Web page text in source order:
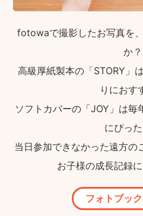
fotowaで撮影したお写真を
か？
高級厚紙製本の「STORY」
りにおす
ソフトカバーの「JOY」は毎
にぴった
当日参加できなかった遠方の
お子様の成長記録に
フォトブッ